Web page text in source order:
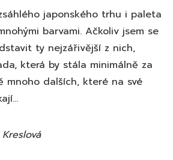
japonského trhu i paleta
barvami. Ačkoliv jsem se
ty nejzářivější z nich,
která by stála minimálně za
mnoho dalších, které na své